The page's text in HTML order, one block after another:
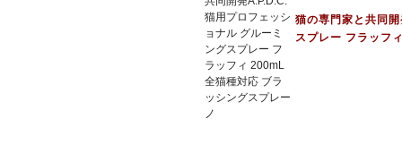
猫の専門家と共同
スプレー フラッフ